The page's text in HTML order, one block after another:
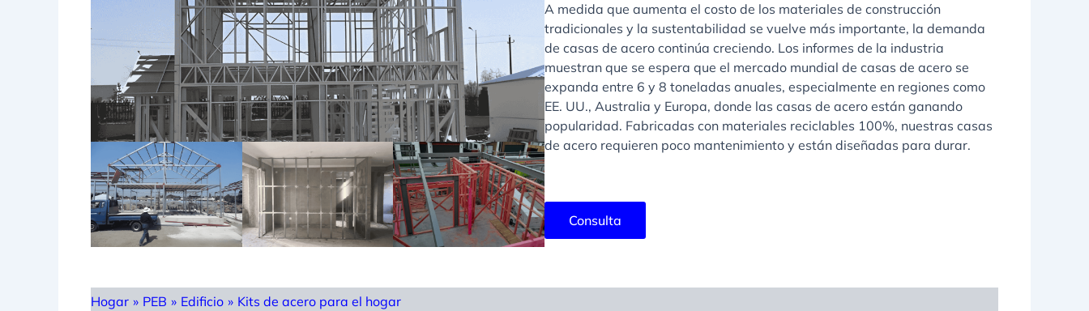
A medida que aumenta el costo de los materiales de construcción
tradicionales y la sustentabilidad se vuelve más importante, la demanda
de casas de acero continúa creciendo. Los informes de la industria
muestran que se espera que el mercado mundial de casas de acero se
expanda entre 6 y 8 toneladas anuales, especialmente en regiones como
EE. UU., Australia y Europa, donde las casas de acero están ganando
popularidad. Fabricadas con materiales reciclables 100%, nuestras casas
de acero requieren poco mantenimiento y están diseñadas para durar.
Consulta
Hogar » PEB » Edificio » Kits de acero para el hogar